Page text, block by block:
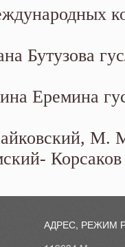
Бутузова
Еремина
М.
Корсаков
АДРЕС, РЕЖИМ